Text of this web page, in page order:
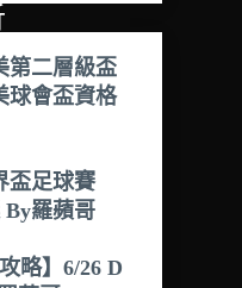
第二層級盃
會盃資格
盃足球賽
By羅蘋哥
略】6/26 D